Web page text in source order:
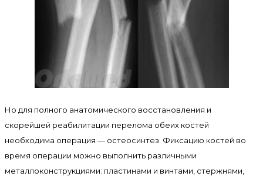
Но для полного анатомического восстановления и
скорейшей реабилитации перелома обеих костей
необходима операция — остеосинтез. Фиксацию костей во
время операции можно выполнить различными
металлоконструкциями: пластинами и винтами, стержнями,